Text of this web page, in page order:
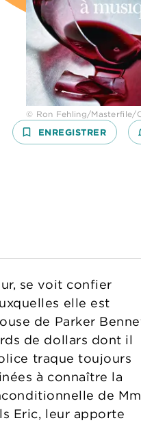
© Ron Fehling/Masterfile/
bookmark_border ENREGISTRER
se voit confier
elle est
de Parker
de dollars dont il
traque toujours
à connaître la
de
Eric, leur apporte